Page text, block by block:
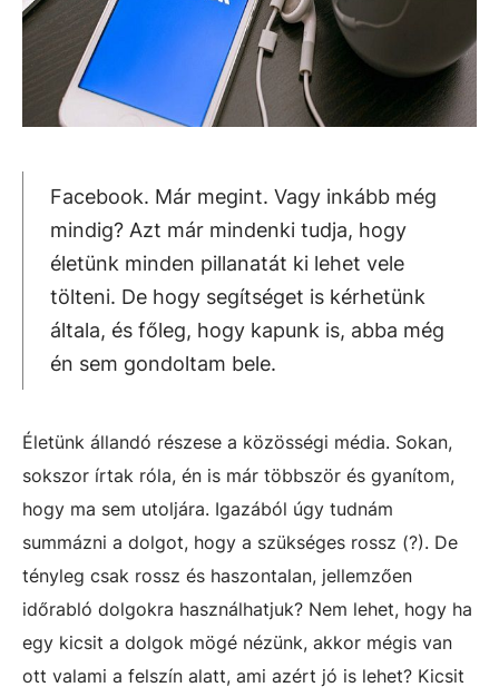
Facebook. Már megint. Vagy inkább még
mindig? Azt már mindenki tudja, hogy
életünk minden pillanatát ki lehet vele
tölteni. De hogy segítséget is kérhetünk
általa, és főleg, hogy kapunk is, abba még
én sem gondoltam bele.
Életünk állandó részese a közösségi média. Sokan,
sokszor írtak róla, én is már többször és gyanítom,
hogy ma sem utoljára. Igazából úgy tudnám
summázni a dolgot, hogy a szükséges rossz (?). De
tényleg csak rossz és haszontalan, jellemzően
időrabló dolgokra használhatjuk? Nem lehet, hogy ha
egy kicsit a dolgok mögé nézünk, akkor mégis van
ott valami a felszín alatt, ami azért jó is lehet? Kicsit